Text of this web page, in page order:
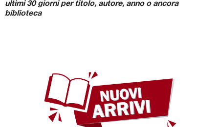
ultimi 30 giorni per titolo, autore, anno o ancora
biblioteca